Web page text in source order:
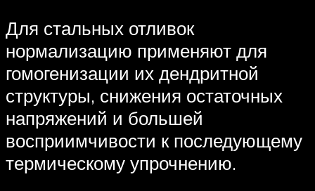
Для стальных отливок
нормализацию применяют для
гомогенизации их дендритной
структуры, снижения остаточных
напряжений и большей
восприимчивости к последующему
термическому упрочнению.